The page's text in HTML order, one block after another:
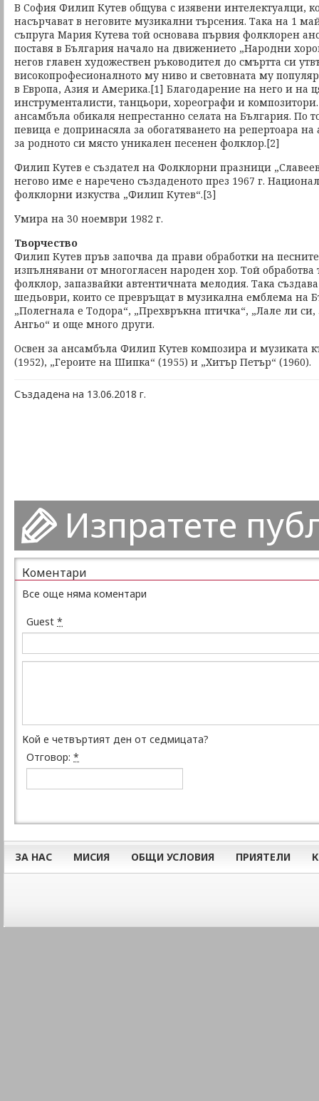
В София Филип Кутев общува с изявени интелектуалци,
насърчават в неговите музикални търсения. Така на 1 май
съпруга Мария Кутева той основава първия фолклорен
поставя в България начало на движението „Народни
негов главен художествен ръководител до смъртта си
високопрофесионалното му ниво и световната му
в Европа, Азия и Америка.[1] Благодарение на него и на
инструменталисти, танцьори, хореографи и
ансамбъла обикаля непрестанно селата на България. По
певица е допринасяла за обогатяването на репертоара
за родното си място уникален песенен фолклор.[2]
Филип Кутев е създател на Фолклорни празници
негово име е наречено създаденото през 1967 г.
фолклорни изкуства „Филип Кутев“.[3]
Умира на 30 ноември 1982 г.
Творчество
Филип Кутев пръв започва да прави обработки на
изпълнявани от многогласен народен хор. Той
фолклор, запазвайки автентичната мелодия. Така
шедьоври, които се превръщат в музикална емблема на
„Полегнала е Тодора“, „Прехвръкна птичка“, „Лале ли
Ангьо“ и още много други.
Освен за ансамбъла Филип Кутев композира и музиката
(1952), „Героите на Шипка“ (1955) и „Хитър Петър“ (1960).
Създадена на 13.06.2018 г.
Изпратете
Коментари
Все още няма коментари
Guest *
Кой е четвъртият ден от седмицата?
Отговор: *
ЗА НАС МИСИЯ ОБЩИ УСЛОВИЯ ПРИЯТЕЛИ